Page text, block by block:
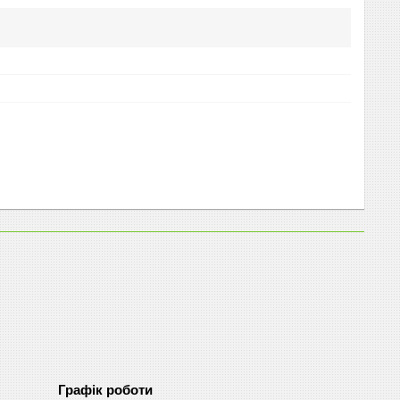
Графік роботи